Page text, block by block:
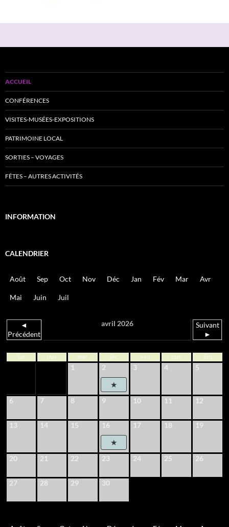
ACCUEIL
CONFÉRENCES
VISITES-MUSÉES-EXPOSITIONS
PATRIMOINE LOCAL
SORTIES – VOYAGES
FÊTES – AUTRES ACTIVITÉS
INFORMATION
CALENDRIER
Août Sep Oct Nov Déc Jan Fév Mar Avr
Mai Juin Juil
◄
Précédent
avril 2026
Suivant
►
lun mar mer jeu ven sam dim
1 2 3 4 5
6 7 8 9 10 11 12
13 14 15 16 17 18 19
20 21 22 23 24 25 26
27 28 29 30